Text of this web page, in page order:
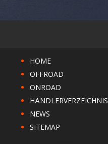
HOME
OFFROAD
ONROAD
HÄNDLERVERZEICHNIS
NEWS
SITEMAP